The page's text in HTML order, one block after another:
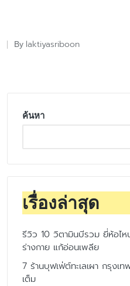
Posted
By laktiyasriboon
ค้นหา
เรื่องล่าสุด
รีวิว 10 วิตามินบีรวม ยี่ห้อไ
ร่างกาย แก้อ่อนเพลีย
7 ร้านบุฟเฟ่ต์ทะเลเผา กรุง
เต็ม